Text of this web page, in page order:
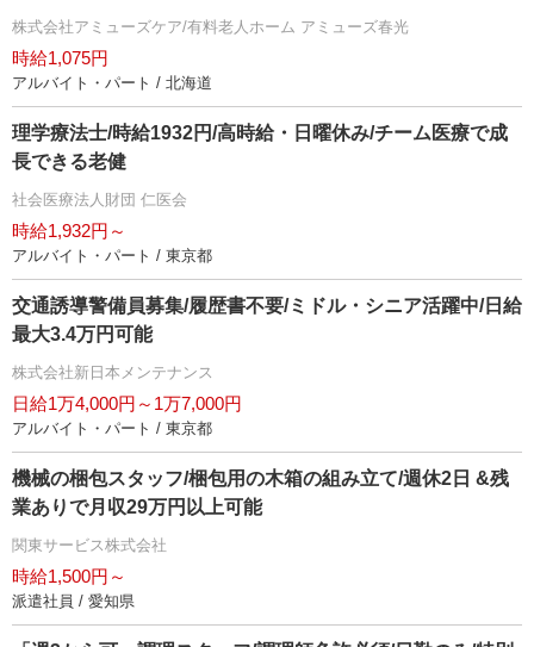
株式会社アミューズケア/有料老人ホーム アミューズ春光
時給1,075円
アルバイト・パート / 北海道
理学療法士/時給1932円/高時給・日曜休み/チーム医療で成
長できる老健
社会医療法人財団 仁医会
時給1,932円～
アルバイト・パート / 東京都
交通誘導警備員募集/履歴書不要/ミドル・シニア活躍中/日給
最大3.4万円可能
株式会社新日本メンテナンス
日給1万4,000円～1万7,000円
アルバイト・パート / 東京都
機械の梱包スタッフ/梱包用の木箱の組み立て/週休2日 &残
業ありで月収29万円以上可能
関東サービス株式会社
時給1,500円～
派遣社員 / 愛知県